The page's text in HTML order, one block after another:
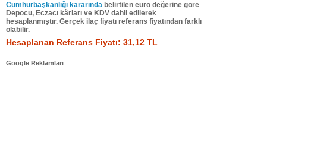
Cumhurbaşkanlığı kararında belirtilen euro değerine göre
Depocu, Eczacı kârları ve KDV dahil edilerek
hesaplanmıştır. Gerçek ilaç fiyatı referans fiyatından farklı
olabilir.
Hesaplanan Referans Fiyatı: 31,12 TL
Google Reklamları